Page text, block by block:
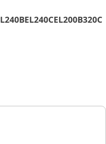
EL240CEL200B320C